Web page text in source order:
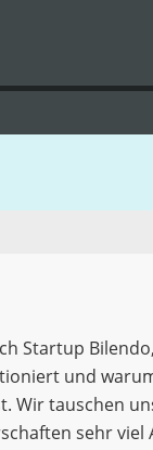
Startup
und
Wir tauschen
sehr